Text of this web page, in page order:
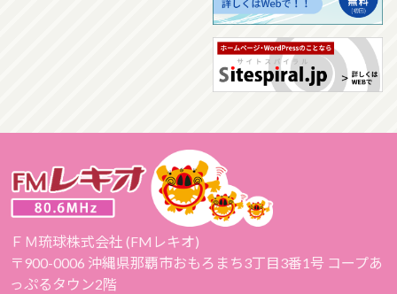
ＦＭ琉球株式会社 (FMレキオ)
〒900-0006 沖縄県那覇市おもろまち3丁目3番1号 コープあ
っぷるタウン2階